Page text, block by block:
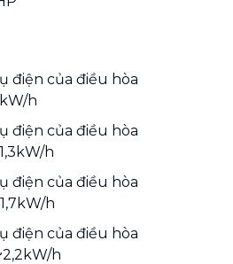
điện của điều hòa
h
điện của điều hòa
h
điện của điều hòa
h
điện của điều hòa
h